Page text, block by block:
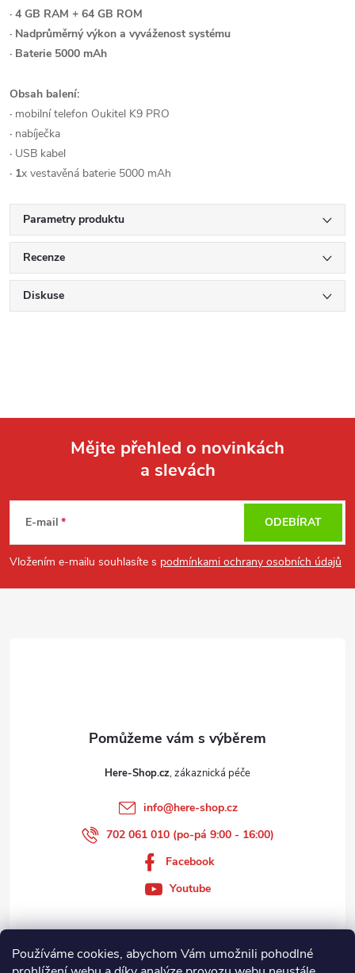
Používáme cookies, abychom Vám umožnili pohodlné
· 4 GB RAM + 64 GB ROM
· Nadprůměrný výkon a vyváženost systému
· Baterie 5000 mAh
Obsah balení:
· mobilní telefon Oukitel K9 PRO
· nabíječka
· USB kabel
· 1x vestavěná baterie 5000 mAh
Parametry produktu
Recenze
Diskuse
p
a
Mějte přehled o novinkách
a slevách
E-mail
Vložením e-mailu souhlasíte s podmínkami ochrany osobních údajů
ODEBÍRAT
Zákaznický servis
Here-Shop.cz
info@here-shop.cz
702 061 010 (po-pá 9:00 - 16:00)
Facebook
Youtube